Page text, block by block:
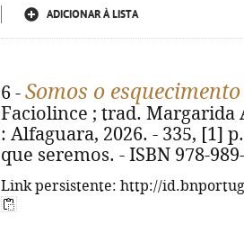
ADICIONAR À LISTA
6 - Somos o
Faciolince ; trad. Margarida
: Alfaguara, 2026. - 335, [1]
que seremos. - ISBN 978-
Link persistente: http://